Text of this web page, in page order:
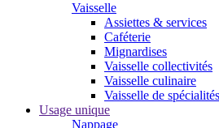
Vaisselle
Assiettes & services
Caféterie
Mignardises
Vaisselle collectivités
Vaisselle culinaire
Vaisselle de spécialités
Usage unique
Nappage